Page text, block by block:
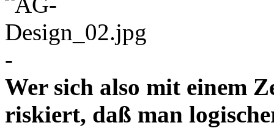
-
Wer sich also mit einem
riskiert, daß man